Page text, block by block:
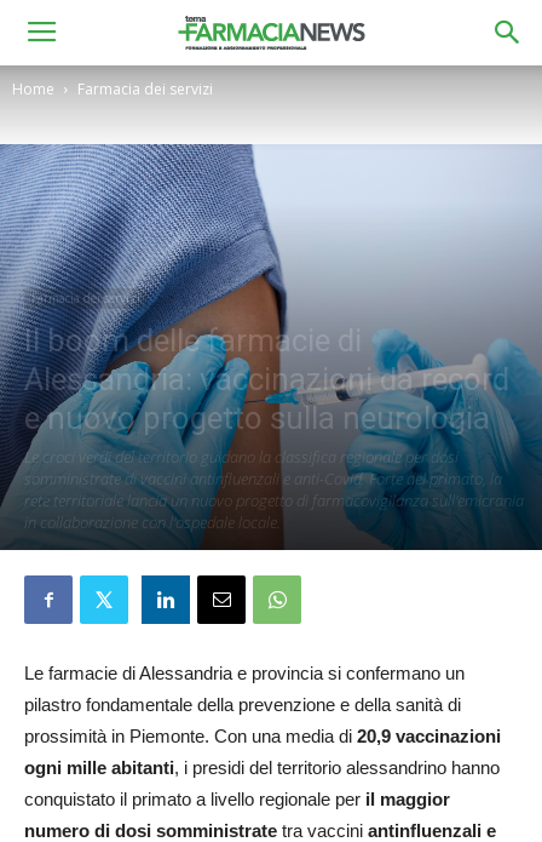
Home Farmacia dei servizi
Farmacia dei servizi
Il boom delle farmacie di
Alessandria: vaccinazioni da record
e nuovo progetto sulla neurologia
Le croci verdi del territorio guidano la classifica regionale per dosi
somministrate di vaccini antinfluenzali e anti-Covid. Forte del primato, la
rete territoriale lancia un nuovo progetto di farmacovigilanza sull'emicrania
in collaborazione con l'ospedale locale.
Elena D'Alessandri 2 Luglio 2026
Le farmacie di Alessandria e provincia si confermano un
pilastro fondamentale della prevenzione e della sanità di
prossimità in Piemonte. Con una media di 20,9 vaccinazioni
ogni mille abitanti, i presidi del territorio alessandrino hanno
conquistato il primato a livello regionale per il maggior
numero di dosi somministrate tra vaccini antinfluenzali e